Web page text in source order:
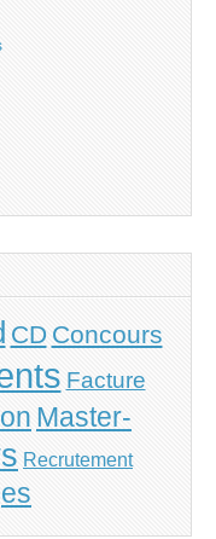
CD Concours
Facture
Master-
Recrutement